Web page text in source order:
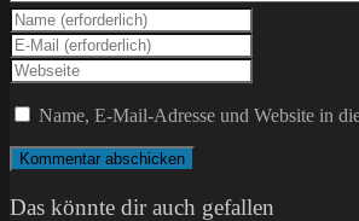
Gib
deinen
Namen
oder
Benutzernamen
zum
Kommentieren
ein
Gib
deine
E-
Mail-
Adresse
zum
Kommentieren
Gib
deine
Website-
ein
(optional)
Name, E-Mail-Adresse und Website in
Das könnte dir auch gefallen